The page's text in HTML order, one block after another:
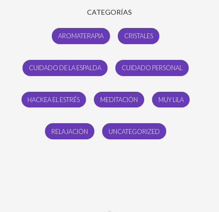
CATEGORÍAS
AROMATERAPIA CRISTALES
CUIDADO DE LA ESPALDA CUIDADO PERSONAL
HACKEA EL ESTRÉS MEDITACIÓN MUY LILA
RELAJACIÓN UNCATEGORIZED